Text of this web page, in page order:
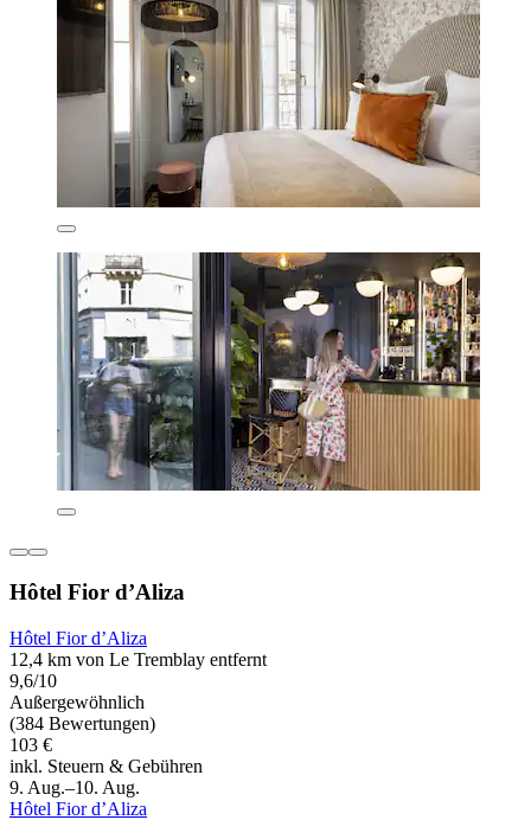
Hôtel Fior d’Aliza
Hôtel Fior d’Aliza
12,4 km von Le Tremblay entfernt
9,6/10
Außergewöhnlich
(384 Bewertungen)
103 €
inkl. Steuern & Gebühren
9. Aug.–10. Aug.
Hôtel Fior d’Aliza